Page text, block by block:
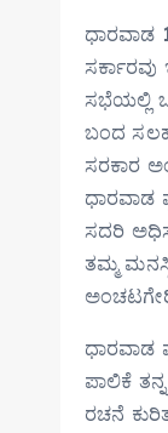
ಧಾರವಾಡ
ಸಭೆಯಲ್ಲಿ
ಬಂದ
ಸರಕಾರ
ಧಾರವಾಡ
ಸದರಿ
ತಮ್ಮ
ಧಾರವಾಡ
ಪಾಲಿಕೆ
ರಚನೆ